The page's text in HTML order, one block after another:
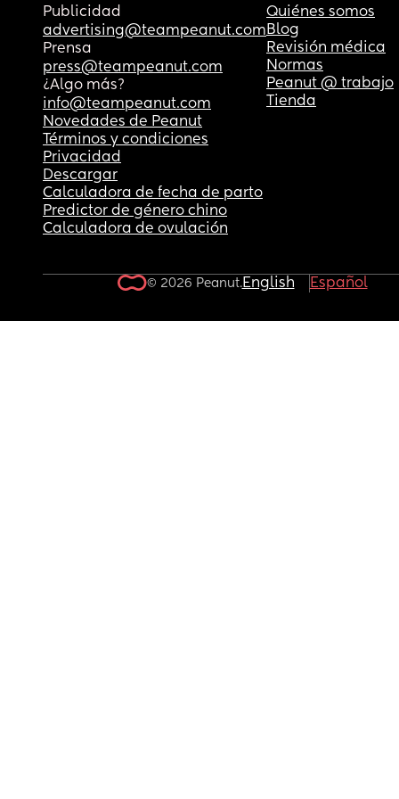
👏🏾
Publicidad
advertising@teampeanut.com
Prensa
press@teampeanut.com
¿Algo más?
info@teampeanut.com
Quiénes somos
Blog
Revisión médica
Normas
Peanut @ trabajo
Tienda
Novedades de Peanut
Términos y condiciones
Privacidad
Descargar
Calculadora de fecha de parto
Predictor de género chino
Calculadora de ovulación
© 2026 Peanut.English Español